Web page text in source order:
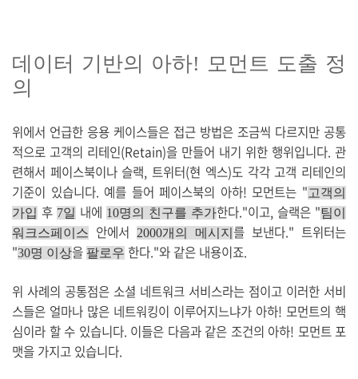
데이터 기반의 아하! 모먼트 도출 정
의
위에서 언급한 응용 케이스들은 접근 방법은 조금씩 다르지만 공통
적으로 고객의 리테인(Retain)을 만들어 내기 위한 행위입니다. 관
련해서 페이스북이나 슬랙, 트위터(현 엑스)도 각각 고객 리테인의
기준이 있습니다. 예를 들어 페이스북의 아하! 모먼트는 "고객의
가입 후 7일 내에 10명의 친구를 추가한다."이고, 슬랙은 "팀이
워크스페이스
안에서 2000개의 메시지 를 보낸다." 트위터는
"30명 이상을 팔로우 한다."와 같은 내용이죠.
위 사례의 공통점은 소셜 네트워크 서비스라는 점이고 이러한 서비
스들은 얼마나 많은 네트워킹이 이루어지느냐가 아하! 모먼트의 핵
심이라 할 수 있습니다. 이들은 다음과 같은 조건의 아하! 모먼트 포
맷을 가지고 있습니다.